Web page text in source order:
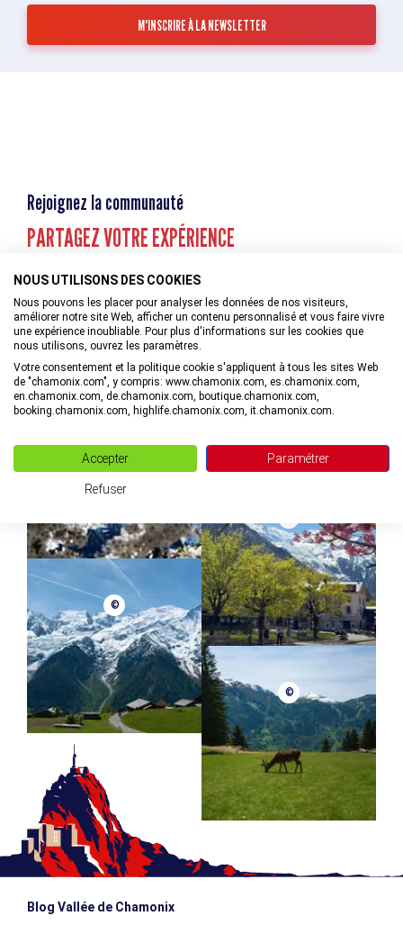
Rejoignez la communauté
PARTAGEZ VOTRE EXPÉRIENCE
©
©
Blog Vallée de Chamonix
NOUS UTILISONS DES COOKIES
Nous pouvons les placer pour analyser les données de nos visiteurs,
améliorer notre site Web, afficher un contenu personnalisé et vous faire vivre
une expérience inoubliable. Pour plus d'informations sur les cookies que
nous utilisons, ouvrez les paramètres.
Votre consentement et la politique cookie s'appliquent à tous les sites Web
de "chamonix.com", y compris: www.chamonix.com, es.chamonix.com,
en.chamonix.com, de.chamonix.com, boutique.chamonix.com,
booking.chamonix.com, highlife.chamonix.com, it.chamonix.com.
Accepter Paramétrer
Refuser